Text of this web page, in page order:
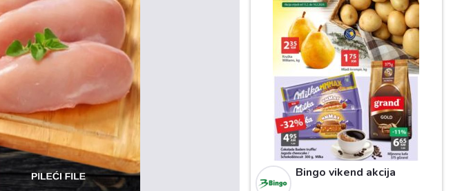
Bingo vikend akcija